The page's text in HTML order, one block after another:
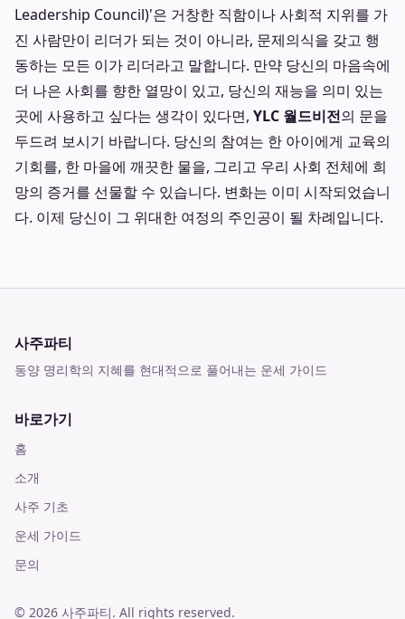
Leadership Council)'은 거창한 직함이나 사회적 지위를 가
진 사람만이 리더가 되는 것이 아니라, 문제의식을 갖고 행
동하는 모든 이가 리더라고 말합니다. 만약 당신의 마음속에
더 나은 사회를 향한 열망이 있고, 당신의 재능을 의미 있는
곳에 사용하고 싶다는 생각이 있다면, YLC 월드비전의 문을
두드려 보시기 바랍니다. 당신의 참여는 한 아이에게 교육의
기회를, 한 마을에 깨끗한 물을, 그리고 우리 사회 전체에 희
망의 증거를 선물할 수 있습니다. 변화는 이미 시작되었습니
다. 이제 당신이 그 위대한 여정의 주인공이 될 차례입니다.
사주파티
동양 명리학의 지혜를 현대적으로 풀어내는 운세 가이드
바로가기
홈
소개
사주 기초
운세 가이드
문의
© 2026 사주파티. All rights reserved.